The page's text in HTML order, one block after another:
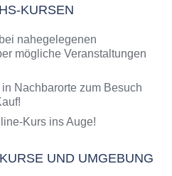
KURSEN
nahegelegenen
mögliche Veranstaltungen
Nachbarorte zum Besuch
Kurs ins Auge!
UND UMGEBUNG